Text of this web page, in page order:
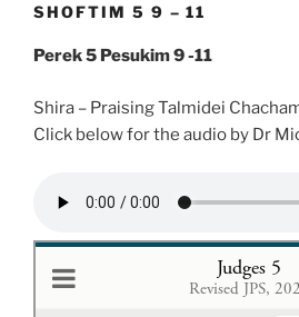
SHOFTIM 5 9 – 11
Perek 5 Pesukim 9 -11
Shira – Praising Talmidei
Click below for the audio by Dr